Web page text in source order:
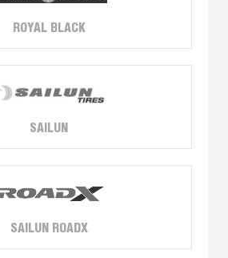
ROYAL BLACK
SAILUN
SAILUN ROADX